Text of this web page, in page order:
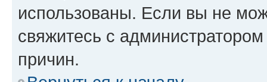
использованы. Если вы не
свяжитесь с
причин.